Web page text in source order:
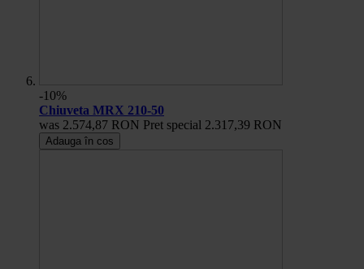
-10%
Chiuveta MRX 210-50
was 2.574,87 RON Pret special 2.317,39 RON
Adauga în cos